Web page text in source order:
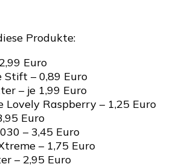
Produkte:
Euro
Stift – 0,89 Euro
– je 1,99 Euro
Lovely Raspberry – 1,25 Euro
Euro
– 3,45 Euro
– 1,75 Euro
– 2,95 Euro